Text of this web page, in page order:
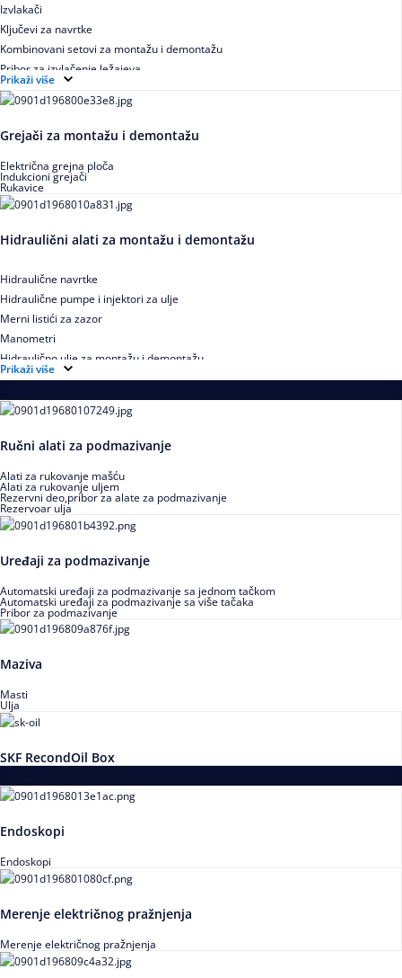
Izvlakači
Ključevi za navrtke
Kombinovani setovi za montažu i demontažu
Pribor za izvlačenje ležajeva
Prikaži više
Grejači za montažu i demontažu
Električna grejna ploča
Indukcioni grejači
Rukavice
Hidraulični alati za montažu i demontažu
Hidraulične navrtke
Hidraulične pumpe i injektori za ulje
Merni listići za zazor
Manometri
Hidraulično ulje za montažu i demontažu
Prikaži više
Ručni alati za podmazivanje
Alati za rukovanje mašću
Alati za rukovanje uljem
Rezervni deo,pribor za alate za podmazivanje
Rezervoar ulja
Uređaji za podmazivanje
Automatski uređaji za podmazivanje sa jednom tačkom
Automatski uređaji za podmazivanje sa više tačaka
Pribor za podmazivanje
Maziva
Masti
Ulja
SKF RecondOil Box
Endoskopi
Endoskopi
Merenje električnog pražnjenja
Merenje električnog pražnjenja